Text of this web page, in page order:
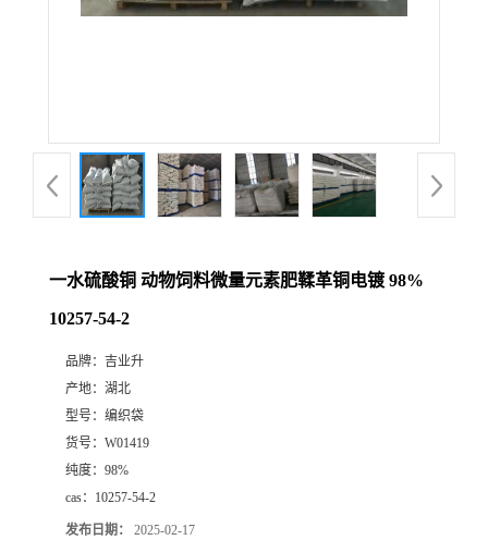
一水硫酸铜 动物饲料微量元素肥鞣革铜电镀 98%
10257-54-2
品牌： 吉业升
产地： 湖北
型号： 编织袋
货号： W01419
纯度： 98%
cas： 10257-54-2
发布日期： 2025-02-17